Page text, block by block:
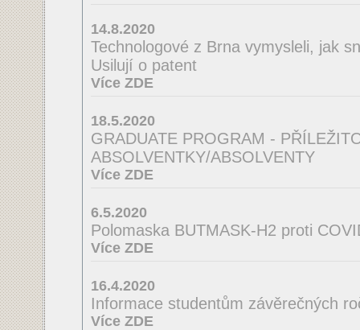
14.8.2020
Technologové z Brna vymysleli, jak
Usilují o patent
Více ZDE
18.5.2020
GRADUATE PROGRAM -
ABSOLVENTKY/ABSOLVENTY
Více ZDE
6.5.2020
Polomaska BUTMASK-H2 proti
Více ZDE
16.4.2020
Informace studentům závěrečných
Více ZDE